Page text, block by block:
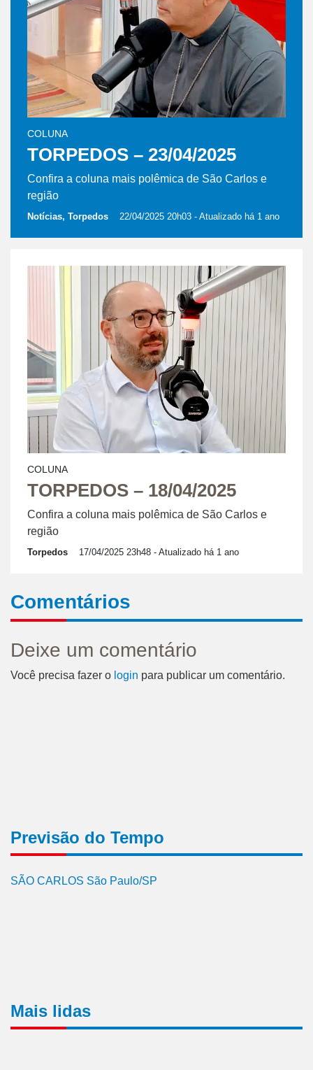
COLUNA
TORPEDOS – 23/04/2025
Confira a coluna mais polêmica de São Carlos e
região
Notícias, Torpedos 22/04/2025 20h03 - Atualizado há 1 ano
COLUNA
TORPEDOS – 18/04/2025
Confira a coluna mais polêmica de São Carlos e
região
Torpedos 17/04/2025 23h48 - Atualizado há 1 ano
Comentários
Deixe um comentário
Você precisa fazer o login para publicar um comentário.
Previsão do Tempo
SÃO CARLOS São Paulo/SP
Mais lidas